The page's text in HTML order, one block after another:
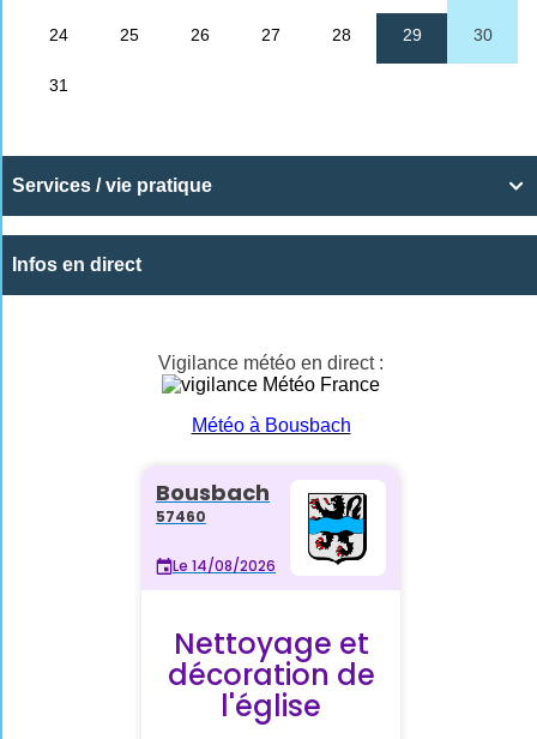

Services / vie pratique
Infos en direct
Vigilance météo en direct :
Météo à Bousbach